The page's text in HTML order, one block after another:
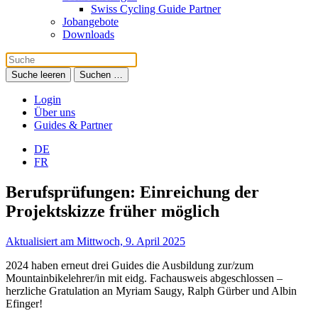
Swiss Cycling Guide Partner
Jobangebote
Downloads
Suche leeren Suchen …
Login
Über uns
Guides & Partner
DE
FR
Berufsprüfungen: Einreichung der
Projektskizze früher möglich
Aktualisiert am Mittwoch, 9. April 2025
2024 haben erneut drei Guides die Ausbildung zur/zum
Mountainbikelehrer/in mit eidg. Fachausweis abgeschlossen –
herzliche Gratulation an Myriam Saugy, Ralph Gürber und Albin
Efinger!